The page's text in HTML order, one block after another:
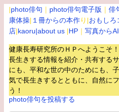
|photo俳句 ｜ photo俳句電子版 ｜ 俳
康体操| １冊からの本作り|おもしろ
店|kaoru|about us |HP ｜ 写真から
健康長寿研究所のＨＰへようこそ
長生きする情報を紹介・共有するサ
にも、平和な世の中のためにも、
気で長生きするとともに、自然に
う！
photo俳句を投稿する